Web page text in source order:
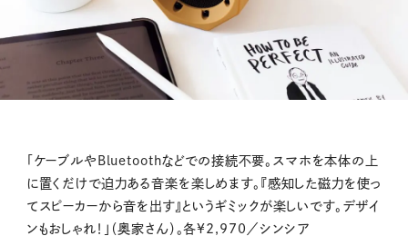
「ケーブルやBluetoothなどでの接続不要。スマホを本体の上
に置くだけで迫力ある音楽を楽しめます。『感知した磁力を使っ
てスピーカーから音を出す』というギミックが楽しいです。デザイ
ンもおしゃれ！」（奥家さん）。各¥2,970／シンシア